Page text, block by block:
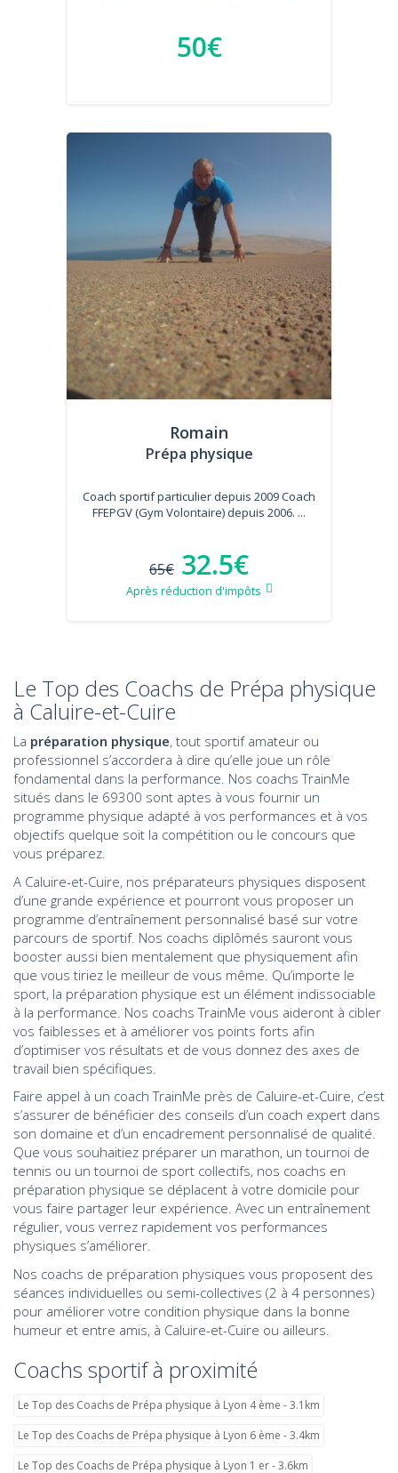
50€
Romain
Prépa physique
Coach sportif particulier depuis 2009 Coach
FFEPGV (Gym Volontaire) depuis 2006. ...
65€ 32.5€
Après réduction d'impôts
Le Top des Coachs de Prépa physique
à Caluire-et-Cuire
La préparation physique, tout sportif amateur ou
professionnel s’accordera à dire qu’elle joue un rôle
fondamental dans la performance. Nos coachs TrainMe
situés dans le 69300 sont aptes à vous fournir un
programme physique adapté à vos performances et à vos
objectifs quelque soit la compétition ou le concours que
vous préparez.
A Caluire-et-Cuire, nos préparateurs physiques disposent
d’une grande expérience et pourront vous proposer un
programme d’entraînement personnalisé basé sur votre
parcours de sportif. Nos coachs diplômés sauront vous
booster aussi bien mentalement que physiquement afin
que vous tiriez le meilleur de vous même. Qu’importe le
sport, la préparation physique est un élément indissociable
à la performance. Nos coachs TrainMe vous aideront à cibler
vos faiblesses et à améliorer vos points forts afin
d’optimiser vos résultats et de vous donnez des axes de
travail bien spécifiques.
Faire appel à un coach TrainMe près de Caluire-et-Cuire, c’est
s’assurer de bénéficier des conseils d’un coach expert dans
son domaine et d’un encadrement personnalisé de qualité.
Que vous souhaitiez préparer un marathon, un tournoi de
tennis ou un tournoi de sport collectifs, nos coachs en
préparation physique se déplacent à votre domicile pour
vous faire partager leur expérience. Avec un entraînement
régulier, vous verrez rapidement vos performances
physiques s’améliorer.
Nos coachs de préparation physiques vous proposent des
séances individuelles ou semi-collectives (2 à 4 personnes)
pour améliorer votre condition physique dans la bonne
humeur et entre amis, à Caluire-et-Cuire ou ailleurs.
Coachs sportif à proximité
Le Top des Coachs de Prépa physique à Lyon 4 ème - 3.1km
Le Top des Coachs de Prépa physique à Lyon 6 ème - 3.4km
Le Top des Coachs de Prépa physique à Lyon 1 er - 3.6km